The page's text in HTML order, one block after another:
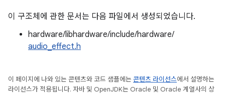
이 구조체에 관한 문서는 다음 파일에서 생성되었습니다.
hardware/libhardware/include/hardware/
audio_effect.h
이 페이지에 나와 있는 콘텐츠와 코드 샘플에는 콘텐츠 라이선스에서 설명하는
라이선스가 적용됩니다. 자바 및 OpenJDK는 Oracle 및 Oracle 계열사의 상